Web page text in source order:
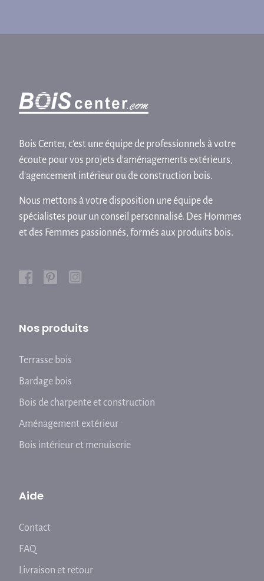
Bois Center, c'est une équipe de professionnels à votre
écoute pour vos projets d'aménagements extérieurs,
d'agencement intérieur ou de construction bois.
Nous mettons à votre disposition une équipe de
spécialistes pour un conseil personnalisé. Des Hommes
et des Femmes passionnés, formés aux produits bois.
Nos produits
Terrasse bois
Bardage bois
Bois de charpente et construction
Aménagement extérieur
Bois intérieur et menuiserie
Aide
Contact
FAQ
Livraison et retour